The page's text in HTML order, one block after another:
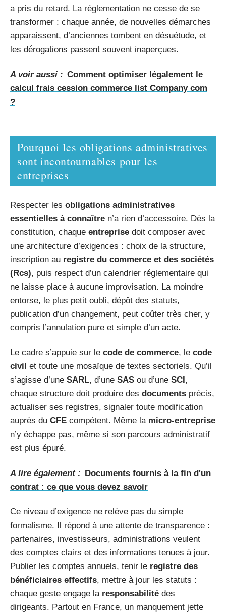
a pris du retard. La réglementation ne cesse de se
transformer : chaque année, de nouvelles démarches
apparaissent, d’anciennes tombent en désuétude, et
les dérogations passent souvent inaperçues.
A voir aussi : Comment optimiser légalement le
calcul frais cession commerce list Company com
?
Pourquoi les obligations administratives
sont incontournables pour les
entreprises
Respecter les obligations administratives
essentielles à connaître n’a rien d’accessoire. Dès la
constitution, chaque entreprise doit composer avec
une architecture d’exigences : choix de la structure,
inscription au registre du commerce et des sociétés
(Rcs), puis respect d’un calendrier réglementaire qui
ne laisse place à aucune improvisation. La moindre
entorse, le plus petit oubli, dépôt des statuts,
publication d’un changement, peut coûter très cher, y
compris l’annulation pure et simple d’un acte.
Le cadre s’appuie sur le code de commerce, le code
civil et toute une mosaïque de textes sectoriels. Qu’il
s’agisse d’une SARL, d’une SAS ou d’une SCI,
chaque structure doit produire des documents précis,
actualiser ses registres, signaler toute modification
auprès du CFE compétent. Même la micro-entreprise
n’y échappe pas, même si son parcours administratif
est plus épuré.
A lire également : Documents fournis à la fin d'un
contrat : ce que vous devez savoir
Ce niveau d’exigence ne relève pas du simple
formalisme. Il répond à une attente de transparence :
partenaires, investisseurs, administrations veulent
des comptes clairs et des informations tenues à jour.
Publier les comptes annuels, tenir le registre des
bénéficiaires effectifs, mettre à jour les statuts :
chaque geste engage la responsabilité des
dirigeants. Partout en France, un manquement jette